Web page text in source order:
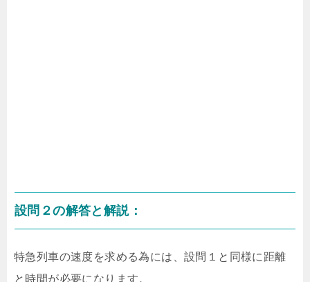
設問２の解答と解説：
特急列車の速度を求める為には、設問１と同様に距離
と時間が必要になります。